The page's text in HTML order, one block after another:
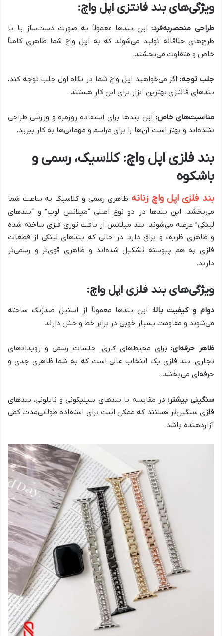
ویژگی‌های بند فانتزی اپل واچ:
طراحی منحصربه‌فرد:این بندها معمولاً به صورت دست‌ساز یا با
طرح‌های خلاقانه تولید می‌شوند که به اپل واچ شما ظاهری کاملاً
خاص و متفاوت می‌بخشند.
جلب توجه:اگر می‌خواهید اپل واچ شما در نگاه اول جلب توجه کند،
بندهای فانتزی بهترین ابزار برای این کار هستند.
مناسبت‌های خاص: این بندها برای استفاده روزمره و ورزشی طراحی
نشده‌اند و بهتر است آن‌ها را برای مراسم و مهمانی‌ها به کار ببرید.
بند فلزی اپل واچ: کلاسیک، رسمی و
باشکوه
بند فلزی اپل واچ زنانه ظاهری رسمی و کلاسیک به ساعت شما
می‌بخشد. این بندها در دو نوع اصلی “میلانس لوپ” و “بندهای
لینکی” عرضه می‌شوند. بند میلانس از بافت توری فلزی ساخته شده
و ظاهری ظریف و براق دارد، در حالی که بندهای لینکی از قطعات
فلزی به هم پیوسته تشکیل شده‌اند و ظاهری قوی‌تر و رسمی‌تر
دارند.
ویژگی‌های بند فلزی اپل واچ:
دوام و کیفیت بالا: این بندها معمولاً از استیل ضدزنگ ساخته
می‌شوند و مقاومت بسیار خوبی در برابر خط و خش دارند.
ظاهر حرفه‌ای: برای محیط‌های کاری، جلسات رسمی و رویدادهای
تجاری، بند فلزی یک انتخاب عالی است که به شما ظاهری جدی و
حرفه‌ای می‌بخشد.
سنگینی بیشتر: در مقایسه با بندهای سیلیکونی و نایلونی، بندهای
فلزی سنگین‌تر هستند که ممکن است برای استفاده طولانی‌مدت کمی
آزاردهنده باشد.